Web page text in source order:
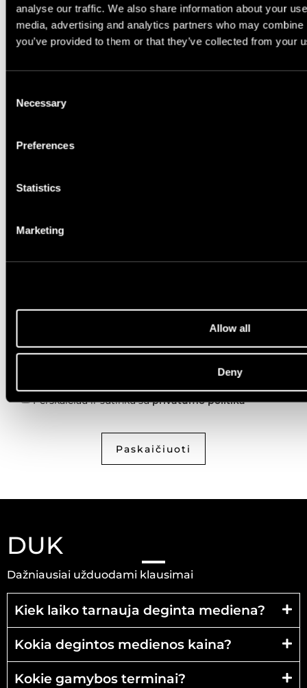
analyse our traffic. We also share information about your
media, advertising and analytics partners who may
you’ve provided to them or that they’ve collected from your
Selection
Necessary
Preferences
Statistics
Marketing
Allow all
Deny
Reikalingas kiekis, m²
Papildoma informacija
Perskaičiau ir sutinku suprivatumo politika
Paskaičiuoti
DUK
Dažniausiai užduodami klausimai
Kiek laiko tarnauja deginta mediena?
Kokia degintos medienos kaina?
Kokie gamybos terminai?